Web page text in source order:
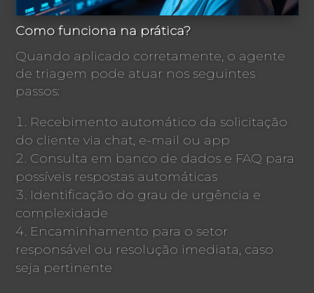
Como funciona na prática?
Quando aplicado corretamente, o agente
de triagem pode atuar nos seguintes
passos:
Recebimento automático da solicitação
do cliente via chat, e-mail ou app
Consulta em banco de dados e FAQ para
possíveis respostas automáticas
Identificação do grau de urgência e
complexidade
Encaminhamento para o setor
responsável ou resolução imediata, caso
seja pertinente